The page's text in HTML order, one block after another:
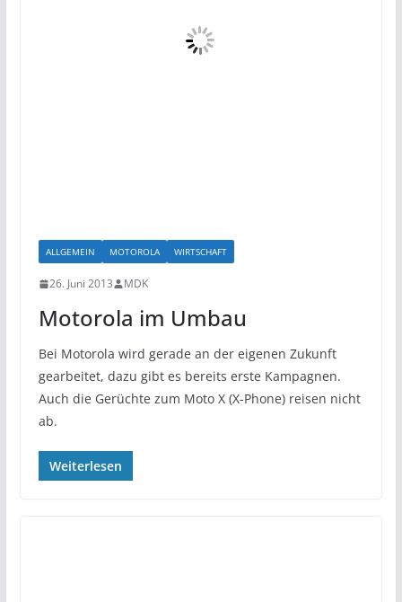
ALLGEMEIN MOTOROLA WIRTSCHAFT
26. Juni 2013 MDK
Motorola im Umbau
Bei Motorola wird gerade an der eigenen Zukunft
gearbeitet, dazu gibt es bereits erste Kampagnen.
Auch die Gerüchte zum Moto X (X-Phone) reisen nicht
ab.
Weiterlesen